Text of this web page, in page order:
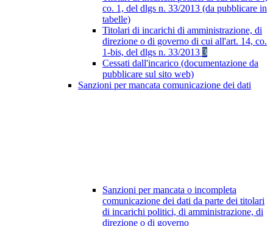
co. 1, del dlgs n. 33/2013 (da pubblicare in
tabelle)
Titolari di incarichi di amministrazione, di
direzione o di governo di cui all'art. 14, co.
1-bis, del dlgs n. 33/2013 3
Cessati dall'incarico (documentazione da
pubblicare sul sito web)
Sanzioni per mancata comunicazione dei dati
Sanzioni per mancata o incompleta
comunicazione dei dati da parte dei titolari
di incarichi politici, di amministrazione, di
direzione o di governo